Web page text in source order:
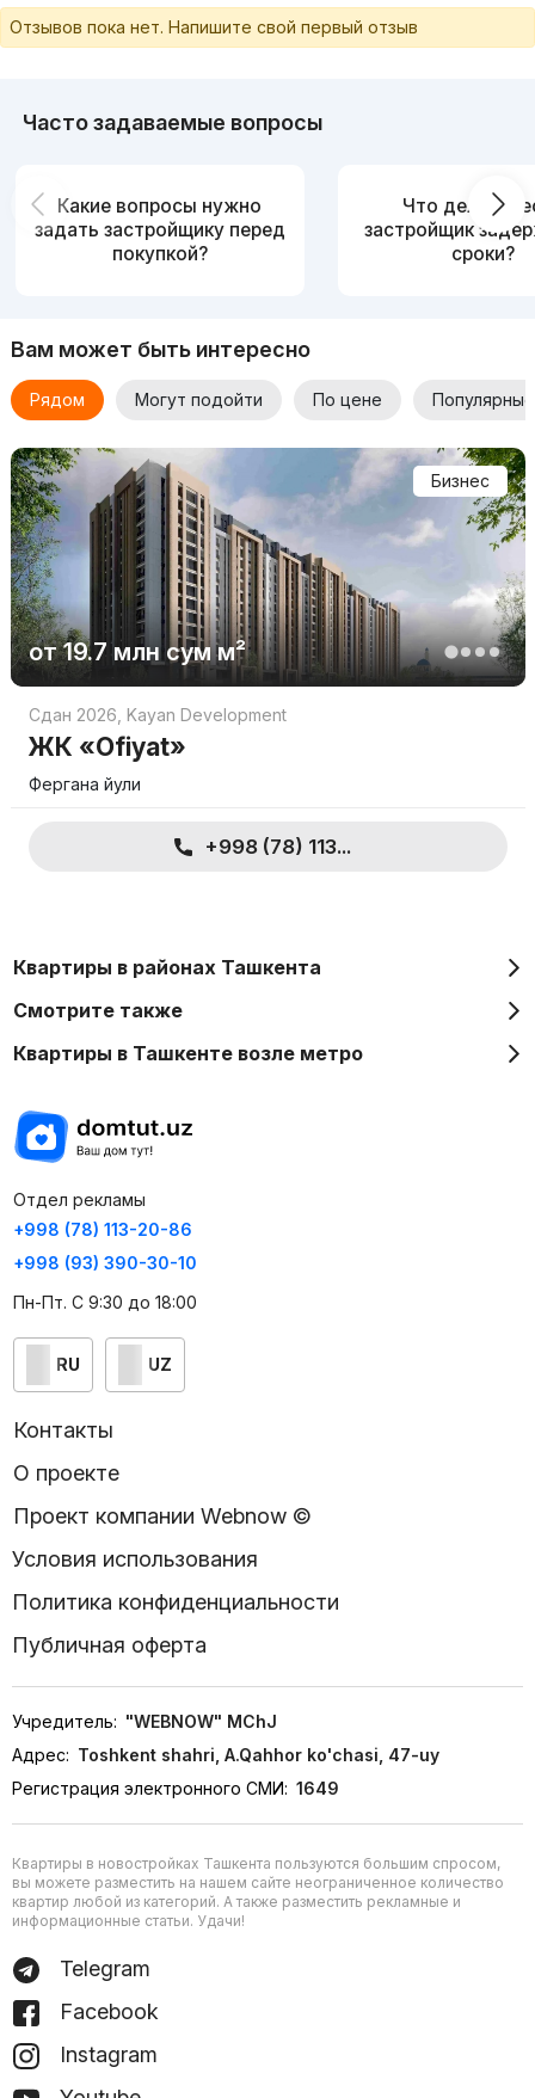
Отзывов пока нет. Напишите свой первый отзыв
Часто задаваемые вопросы
Какие вопросы нужно
задать застройщику перед
покупкой?
Что делать,
застройщик
сроки?
Вам может быть интересно
Рядом Могут подойти По цене Популярные
Бизнес
от19.7 млн сумм²
Сдан 2026 Kayan Development
ЖК «Ofiyat»
Фергана йули
+998 (78) 113...
Квартиры в районах Ташкента
Смотрите также
Квартиры в Ташкенте возле метро
Отдел рекламы
+998 (78) 113-20-86
+998 (93) 390-30-10
Пн-Пт. С 9:30 до 18:00
RU UZ
Контакты
О проекте
Проект компании Webnow ©
Условия использования
Политика конфиденциальности
Публичная оферта
Учредитель: "WEBNOW" MChJ
Адрес: Toshkent shahri, A.Qahhor ko'chasi, 47-uy
Регистрация электронного СМИ: 1649
Квартиры в новостройках Ташкента пользуются большим спросом,
вы можете разместить на нашем сайте неограниченное количество
квартир любой из категорий. А также разместить рекламные и
информационные статьи. Удачи!
Telegram
Facebook
Instagram